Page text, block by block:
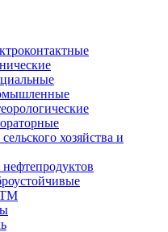
хозяйства и